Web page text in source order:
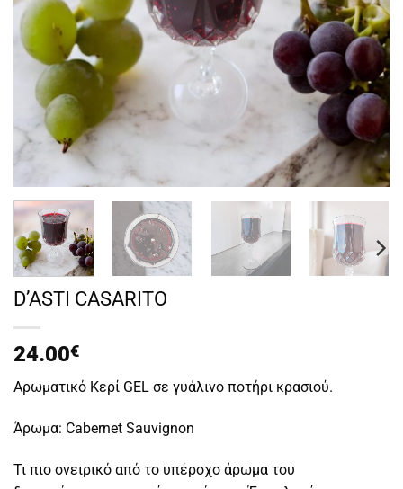
D’ASTI CASARITO
24.00€
Aρωματικό Κερί GEL σε γυάλινο ποτήρι κρασιού.
Άρωμα: Cabernet Sauvignon
Τι πιο ονειρικό από το υπέροχο άρωμα του